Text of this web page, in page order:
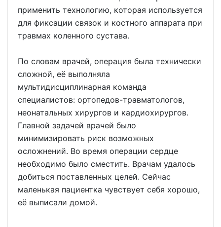
применить технологию, которая используется
для фиксации связок и костного аппарата при
травмах коленного сустава.
По словам врачей, операция была технически
сложной, её выполняла
мультидисциплинарная команда
специалистов: ортопедов-травматологов,
неонатальных хирургов и кардиохирургов.
Главной задачей врачей было
минимизировать риск возможных
осложнений. Во время операции сердце
необходимо было сместить. Врачам удалось
добиться поставленных целей. Сейчас
маленькая пациентка чувствует себя хорошо,
её выписали домой.